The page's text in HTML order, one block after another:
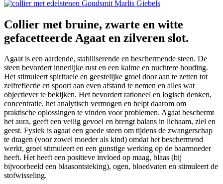
Collier met bruine, zwarte en witte
gefacetteerde Agaat en zilveren slot.
Agaat is een aardende, stabiliserende en beschermende steen. De
steen bevordert innerlijke rust en een kalme en nuchtere houding.
Het stimuleert spirituele en geestelijke groei door aan te zetten tot
zelfreflectie en spoort aan even afstand te nemen en alles wat
objectiever te bekijken. Het bevordert rationeel en logisch denken,
concentratie, het analytisch vermogen en helpt daarom om
praktische oplossingen te vinden voor problemen. Agaat beschermt
het aura, geeft een veilig gevoel en brengt balans in lichaam, ziel en
geest. Fysiek is agaat een goede steen om tijdens de zwangerschap
te dragen (voor zowel moeder als kind) omdat het beschermend
werkt, groei stimuleert en een gunstige werking op de baarmoeder
heeft. Het heeft een positieve invloed op maag, blaas (bij
bijvoorbeeld een blaasontsteking), ogen, bloedvaten en stimuleert de
stofwisseling.